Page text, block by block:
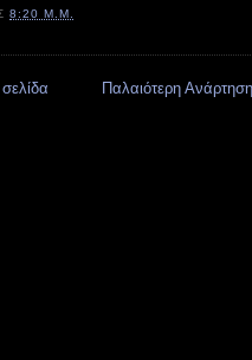
8:20 Μ.Μ.
Παλαιότερη Ανάρτηση